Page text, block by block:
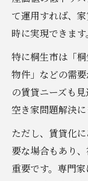
て運用すれば、
時に実現できます。
特に桐生市は「
物件」などの需
の賃貸ニーズも
空き家問題解決に
ただし、賃貸化
要な場合もあり
重要です。専門